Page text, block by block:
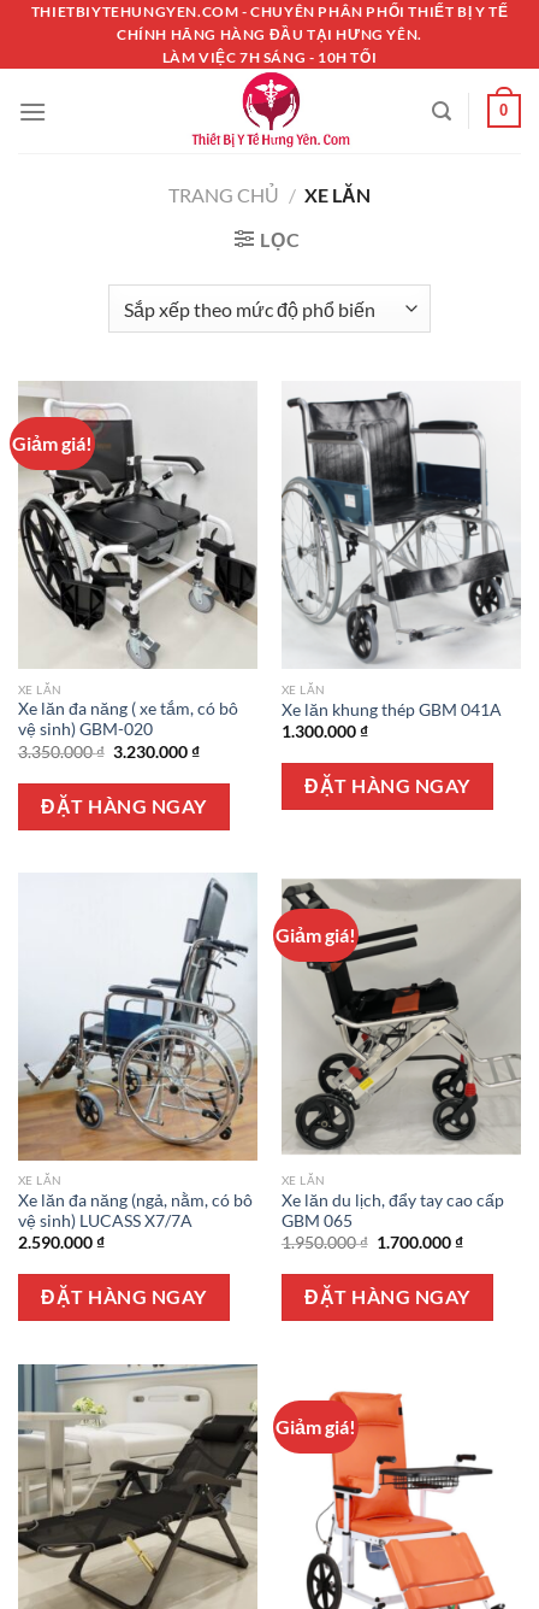
Chuyển
nội
dung
THIETBIYTEHUNGYEN.COM - CHUYÊN PHÂN PHỐI THIẾT BỊ Y TẾ
CHÍNH HÃNG HÀNG ĐẦU TẠI HƯNG YÊN.
LÀM VIỆC 7H SÁNG - 10H TỐI
0
TRANG CHỦ / XE LĂN
LỌC
Giảm giá!
XE LĂN
Xe lăn đa năng ( xe tắm, có bô
vệ sinh) GBM-020
3.350.000₫ Giá
là:
3.350.000 ₫.
3.230.000₫Giá
tại
là:
3.230.000 ₫.
ĐẶT HÀNG NGAY
XE LĂN
Xe lăn khung thép GBM 041A
1.300.000₫
ĐẶT HÀNG NGAY
XE LĂN
Xe lăn đa năng (ngả, nằm, có bô
vệ sinh) LUCASS X7/7A
2.590.000₫
ĐẶT HÀNG NGAY
Giảm giá!
XE LĂN
Xe lăn du lịch, đẩy tay cao cấp
GBM 065
1.950.000₫ Giá
là:
1.950.000 ₫.
1.700.000₫Giá
tại
là:
1.700.000
ĐẶT HÀNG NGAY
Giảm giá!